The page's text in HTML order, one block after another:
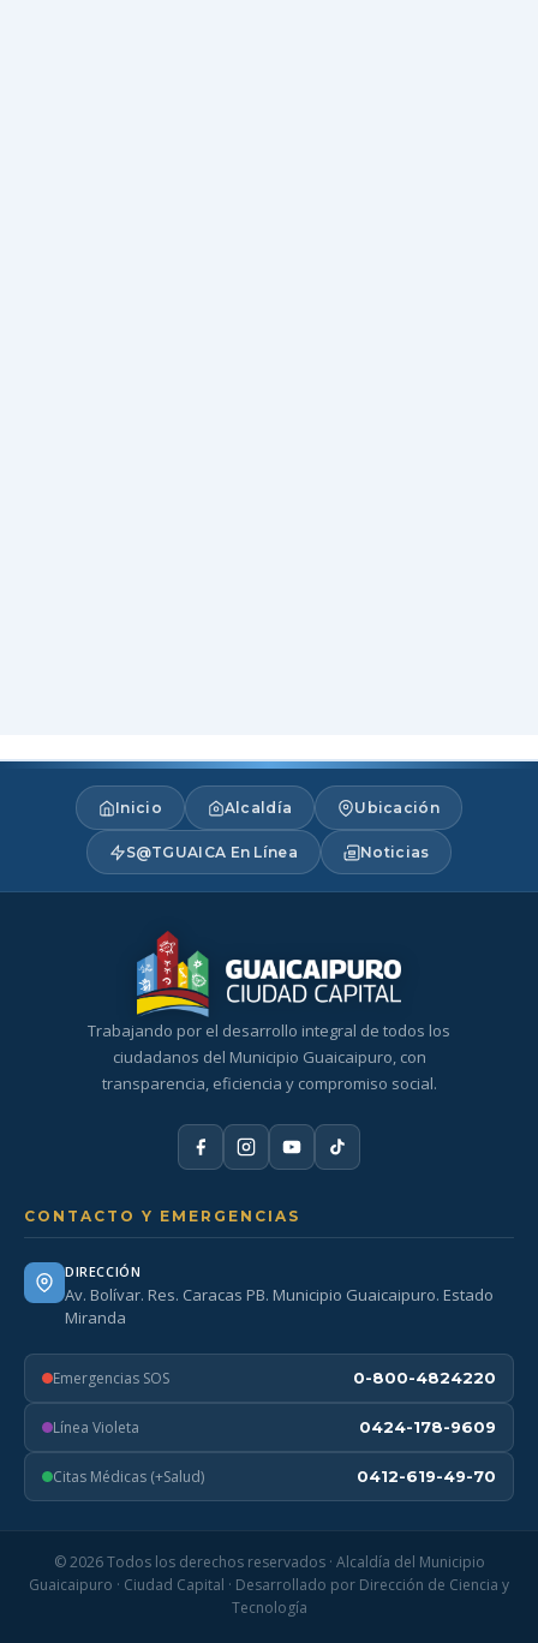
Inicio Alcaldía Ubicación
S@TGUAICA En Línea Noticias
Trabajando por el desarrollo integral de todos los
ciudadanos del Municipio Guaicaipuro, con
transparencia, eficiencia y compromiso social.
CONTACTO Y EMERGENCIAS
DIRECCIÓN
Av. Bolívar. Res. Caracas PB. Municipio Guaicaipuro. Estado
Miranda
Emergencias SOS 0-800-4824220
Línea Violeta 0424-178-9609
Citas Médicas (+Salud) 0412-619-49-70
© 2026 Todos los derechos reservados · Alcaldía del Municipio
Guaicaipuro · Ciudad Capital · Desarrollado por Dirección de Ciencia y
Tecnología